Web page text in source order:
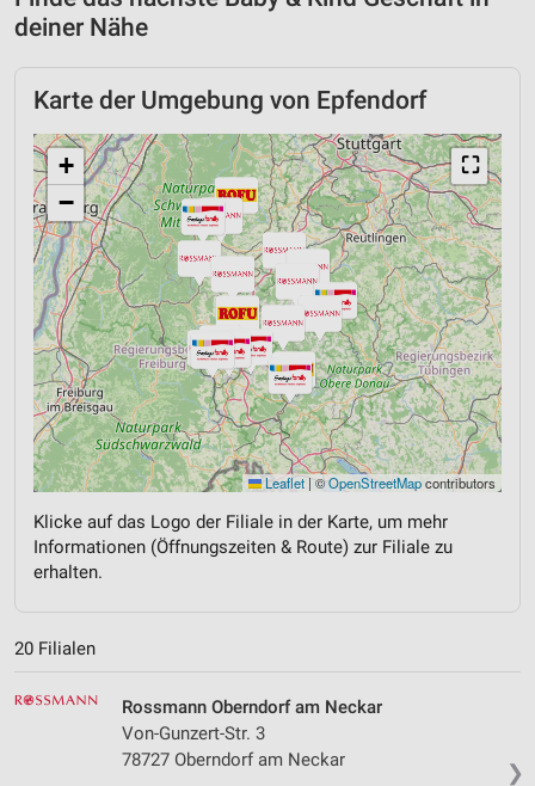
deiner Nähe
Karte der Umgebung von Epfendorf
⛶
+
−
Leaflet | ©OpenStreetMapcontributors
Klicke auf das Logo der Filiale in der Karte, um mehr
Informationen (Öffnungszeiten & Route) zur Filiale zu
erhalten.
20 Filialen
❯
Rossmann Oberndorf am Neckar
Von-Gunzert-Str. 3
78727 Oberndorf am Neckar